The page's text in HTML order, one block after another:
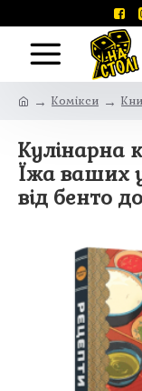
Комікси
Кулінарна
Їжа ваших
від бенто